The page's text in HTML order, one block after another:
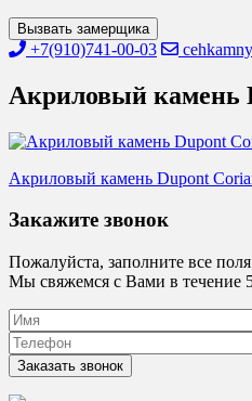
Вызвать замерщика
+7(910)741-00-03
Акриловый камень
Навигация
по
Акриловый камень Dupont
Закажите звонок
Пожалуйста, заполните все
Мы свяжемся с Вами в течение